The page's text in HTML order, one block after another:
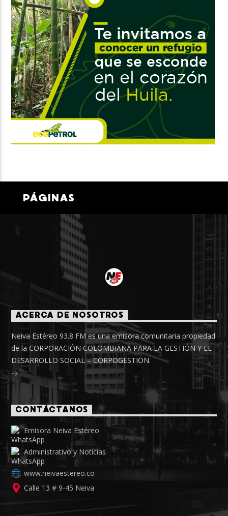
PÁGINAS
ACERCA DE NOSOTROS
Neiva Estéreo 93.8 FM es una emisora comunitaria propiedad
de la CORPORACIÓN COLOMBIANA PARA LA GESTIÓN Y EL
DESARROLLO SOCIAL – CORPOGESTION.
CONTÁCTANOS
Emisora Neiva Estéreo
Administrativo y Noticias
www.neivaestereo.co
Calle 13 # 9-45 Neiva